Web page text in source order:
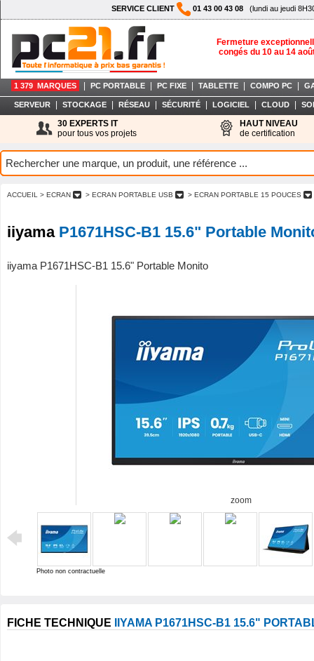
SERVICE CLIENT 01 43 00 43 08 (lundi au jeudi
Fermeture
congés du 10 au 14
1 379 MARQUES PC PORTABLE PC FIXE TABLETTE COMPO PC
SERVEUR STOCKAGE RÉSEAU SÉCURITÉ LOGICIEL CLOUD
30 EXPERTS IT
pour tous vos projets
HAUT NIVEAU
de certification
ACCUEIL > ECRAN > ECRAN PORTABLE USB > ECRAN PORTABLE 15 POUCES
iiyama P1671HSC-B1 15.6" Portable
iiyama P1671HSC-B1 15.6" Portable Monito
zoom
Photo non contractuelle
FICHE TECHNIQUE IIYAMA P1671HSC-B1 15.6"